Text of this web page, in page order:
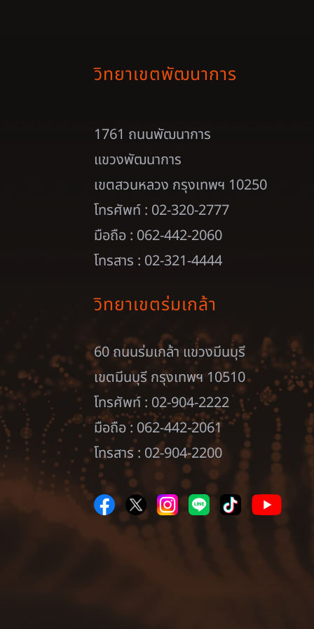
วิทยาเขตพัฒนาการ
1761 ถนนพัฒนาการ
แขวงพัฒนาการ
เขตสวนหลวง กรุงเทพฯ 10250
โทรศัพท์ : 02-320-2777
มือถือ : 062-442-2060
โทรสาร : 02-321-4444
วิทยาเขตร่มเกล้า
60 ถนนร่มเกล้า แขวงมีนบุรี
เขตมีนบุรี กรุงเทพฯ 10510
โทรศัพท์ : 02-904-2222
มือถือ : 062-442-2061
โทรสาร : 02-904-2200